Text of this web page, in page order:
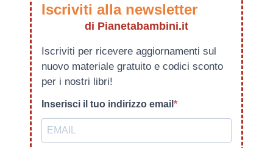
Iscriviti alla newsletter
di Pianetabambini.it
Iscriviti per ricevere aggiornamenti sul
nuovo materiale gratuito e codici sconto
per i nostri libri!
Inserisci il tuo indirizzo email